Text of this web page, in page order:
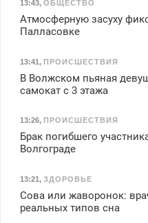
13:43, ОБЩЕСТВО
Атмосферную засуху
Палласовке
13:41, ПРОИСШЕСТВИЯ
В Волжском пьяная
самокат с 3 этажа
13:26, ПРОИСШЕСТВИЯ
Брак погибшего
Волгограде
13:21, ЗДОРОВЬЕ
Сова или жаворонок:
реальных типов сна